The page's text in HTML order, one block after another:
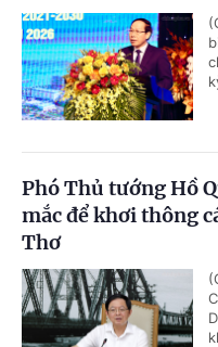
Phó Thủ tướng Hồ
mắc để khơi thông
Thơ